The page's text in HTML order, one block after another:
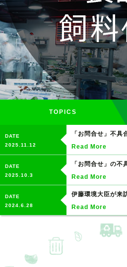
TOPICS
DATE
2025.11.12
「お問合せ」不具
Read More
DATE
2025.10.3
「お問合せ」の不
Read More
DATE
2024.6.28
伊藤環境大臣が来
Read More